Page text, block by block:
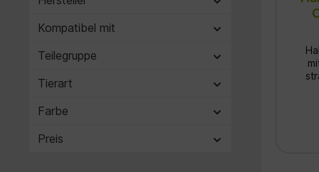
Kompatibel mit
Teilegruppe
Tierart
Farbe
Preis